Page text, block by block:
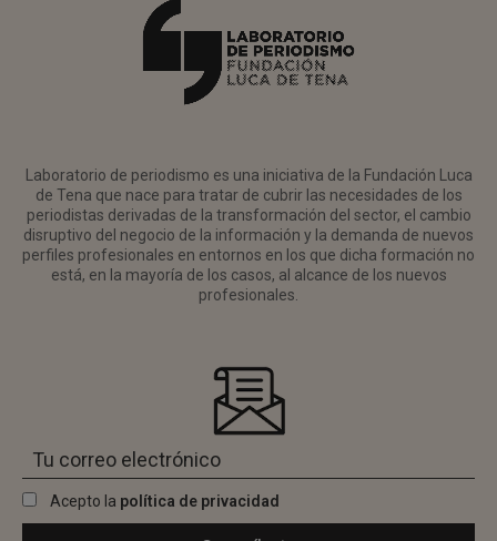
Laboratorio de periodismo es una iniciativa de la Fundación Luca
de Tena que nace para tratar de cubrir las necesidades de los
periodistas derivadas de la transformación del sector, el cambio
disruptivo del negocio de la información y la demanda de nuevos
perfiles profesionales en entornos en los que dicha formación no
está, en la mayoría de los casos, al alcance de los nuevos
profesionales.
Acepto la política de privacidad